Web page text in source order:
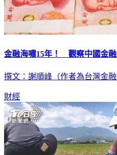
金融海嘯15年！ 觀察中國金融
撰文：謝順峰（作者為台灣金
財經